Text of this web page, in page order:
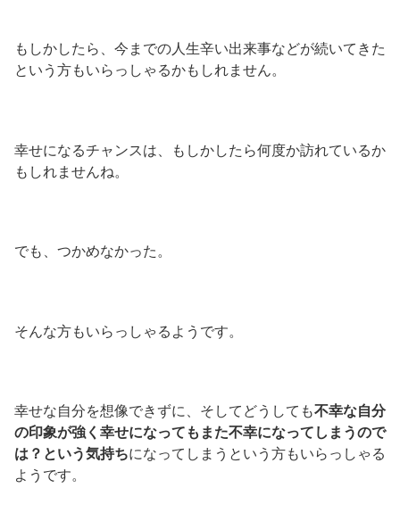
もしかしたら、今までの人生辛い出来事などが続いてきた
という方もいらっしゃるかもしれません。
幸せになるチャンスは、もしかしたら何度か訪れているか
もしれませんね。
でも、つかめなかった。
そんな方もいらっしゃるようです。
幸せな自分を想像できずに、そしてどうしても不幸な自分
の印象が強く幸せになってもまた不幸になってしまうので
は？という気持ちになってしまうという方もいらっしゃる
ようです。